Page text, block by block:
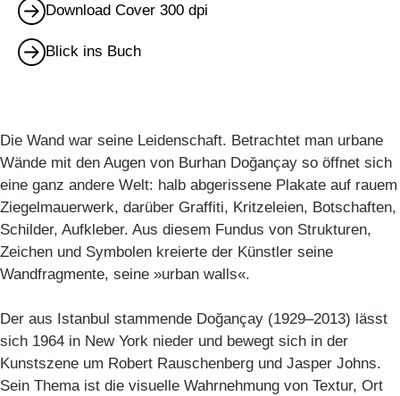
Download Cover 300 dpi
Blick ins Buch
Die Wand war seine Leidenschaft. Betrachtet man urbane
Wände mit den Augen von Burhan Doğançay so öffnet sich
eine ganz andere Welt: halb abgerissene Plakate auf rauem
Ziegelmauerwerk, darüber Graffiti, Kritzeleien, Botschaften,
Schilder, Aufkleber. Aus diesem Fundus von Strukturen,
Zeichen und Symbolen kreierte der Künstler seine
Wandfragmente, seine »urban walls«.
Der aus Istanbul stammende Doğançay (1929–2013) lässt
sich 1964 in New York nieder und bewegt sich in der
Kunstszene um Robert Rauschenberg und Jasper Johns.
Sein Thema ist die visuelle Wahrnehmung von Textur, Ort